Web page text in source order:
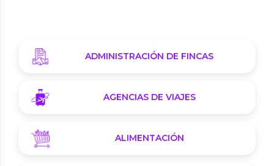
ADMINISTRACIÓN DE FINCAS
AGENCIAS DE VIAJES
ALIMENTACIÓN